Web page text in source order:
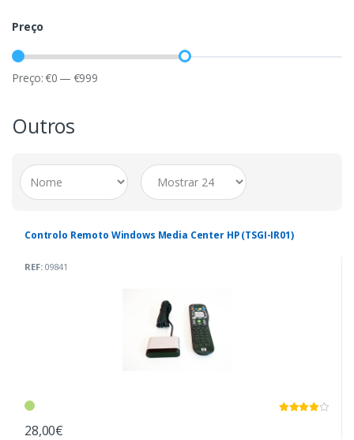
Preço
Preço:€0 — €999
Outros
Controlo Remoto Windows Media Center HP (TSGI-IR01)
REF:09841
28,00€